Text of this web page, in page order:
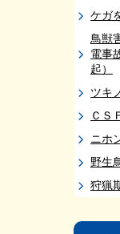
ケガ
鳥獣
電事
起）
ツキ
ＣＳ
ニホ
野生
狩猟